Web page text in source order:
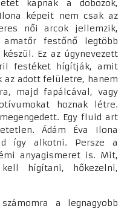
kapnak a dobozok,
képeit nem csak az
női arcok jellemzik,
festőnő legtöbb
Ez az úgynevezett
festéket hígítják, amit
az adott felületre, hanem
majd fapálcával, vagy
hoznak létre.
Egy fluid art
Ádám Éva Ilona
így alkotni. Persze a
anyagismeret is. Mit,
hígítani, hőkezelni,
a legnagyobb